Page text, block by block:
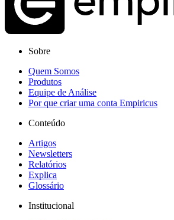
Sobre
Quem Somos
Produtos
Equipe de Análise
Por que criar uma conta Empiricus
Conteúdo
Artigos
Newsletters
Relatórios
Explica
Glossário
Institucional